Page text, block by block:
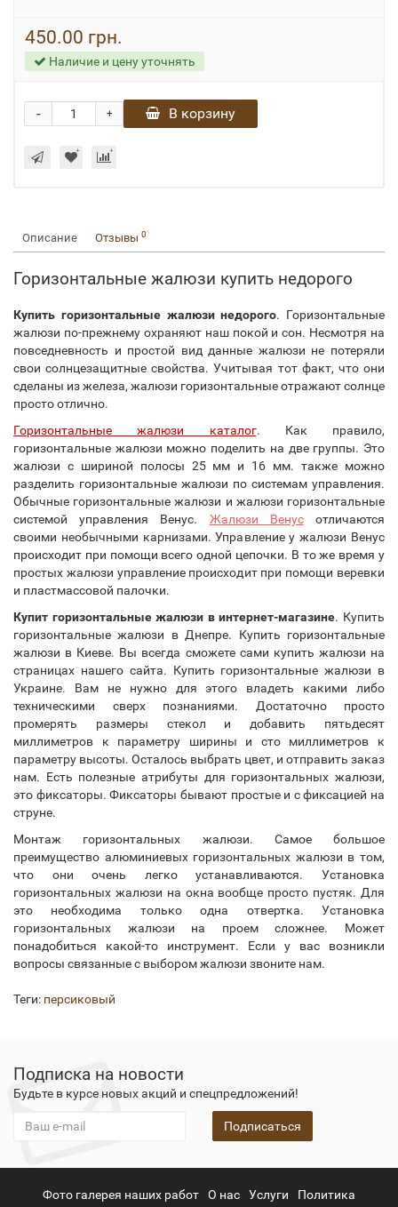
450.00 грн.
Наличие и цену уточнять
+
- В корзину
Описание Отзывы 0
Горизонтальные жалюзи купить недорого
Купить горизонтальные жалюзи недорого. Горизонтальные
жалюзи по-прежнему охраняют наш покой и сон. Несмотря на
повседневность и простой вид данные жалюзи не потеряли
свои солнцезащитные свойства. Учитывая тот факт, что они
сделаны из железа, жалюзи горизонтальные отражают солнце
просто отлично.
Горизонтальные жалюзи каталог. Как правило,
горизонтальные жалюзи можно поделить на две группы. Это
жалюзи с шириной полосы 25 мм и 16 мм. также можно
разделить горизонтальные жалюзи по системам управления.
Обычные горизонтальные жалюзи и жалюзи горизонтальные
системой управления Венус. Жалюзи Венусотличаются
своими необычными карнизами. Управление у жалюзи Венус
происходит при помощи всего одной цепочки. В то же время у
простых жалюзи управление происходит при помощи веревки
и пластмассовой палочки.
Купит горизонтальные жалюзи в интернет-магазине. Купить
горизонтальные жалюзи в Днепре. Купить горизонтальные
жалюзи в Киеве. Вы всегда сможете сами купить жалюзи на
страницах нашего сайта. Купить горизонтальные жалюзи в
Украине. Вам не нужно для этого владеть какими либо
техническими сверх познаниями. Достаточно просто
промерять размеры стекол и добавить пятьдесят
миллиметров к параметру ширины и сто миллиметров к
параметру высоты. Осталось выбрать цвет, и отправить заказ
нам. Есть полезные атрибуты для горизонтальных жалюзи,
это фиксаторы. Фиксаторы бывают простые и с фиксацией на
струне.
Монтаж горизонтальных жалюзи. Самое большое
преимущество алюминиевых горизонтальных жалюзи в том,
что они очень легко устанавливаются. Установка
горизонтальных жалюзи на окна вообще просто пустяк. Для
это необходима только одна отвертка. Установка
горизонтальных жалюзи на проем сложнее. Может
понадобиться какой-то инструмент. Если у вас возникли
вопросы связанные с выбором жалюзи звоните нам.
Теги: персиковый
Подписка на новости
Будьте в курсе новых акций и спецпредложений!
Подписаться
Фото галерея наших работ О нас Услуги
Политика